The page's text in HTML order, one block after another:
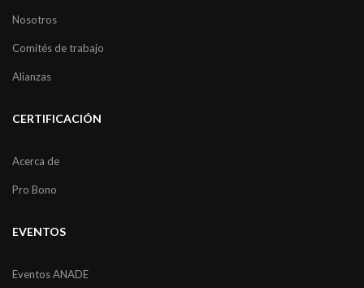
Nosotros
Comités de trabajo
Alianzas
CERTIFICACIÓN
Acerca de
Pro Bono
EVENTOS
Eventos ANADE